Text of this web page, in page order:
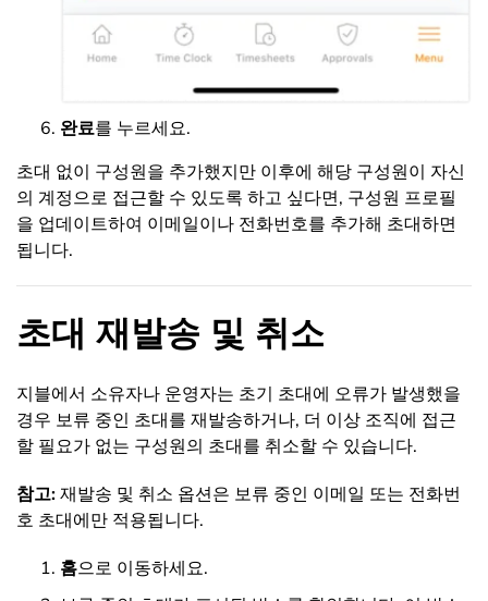
완료를 누르세요.
초대 없이 구성원을 추가했지만 이후에 해당 구성원이 자신
의 계정으로 접근할 수 있도록 하고 싶다면, 구성원 프로필
을 업데이트하여 이메일이나 전화번호를 추가해 초대하면
됩니다.
초대 재발송 및 취소
지블에서 소유자나 운영자는 초기 초대에 오류가 발생했을
경우 보류 중인 초대를 재발송하거나, 더 이상 조직에 접근
할 필요가 없는 구성원의 초대를 취소할 수 있습니다.
참고:재발송 및 취소 옵션은 보류 중인 이메일 또는 전화번
호 초대에만 적용됩니다.
홈으로 이동하세요.